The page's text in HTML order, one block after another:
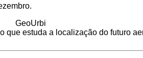
GeoUrbi